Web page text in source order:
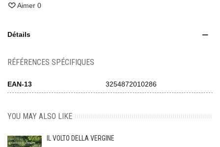
Aimer 0
Détails
RÉFÉRENCES SPÉCIFIQUES
EAN-13 3254872010286
YOU MAY ALSO LIKE
IL VOLTO DELLA VERGINE